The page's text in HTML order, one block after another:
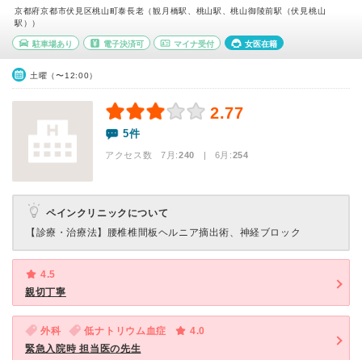
京都府京都市伏見区桃山町泰長老（観月橋駅、桃山駅、桃山御陵前駅（伏見桃山
駅））
駐車場あり 電子決済可 マイナ受付 女医在籍
土曜（〜12:00）
2.77
5件
アクセス数 7月:240 | 6月:254
ペインクリニックについて
【診療・治療法】
腰椎椎間板ヘルニア摘出術、神経ブロック
4.5
親切丁寧
外科 低ナトリウム血症
4.0
緊急入院時 担当医の先生